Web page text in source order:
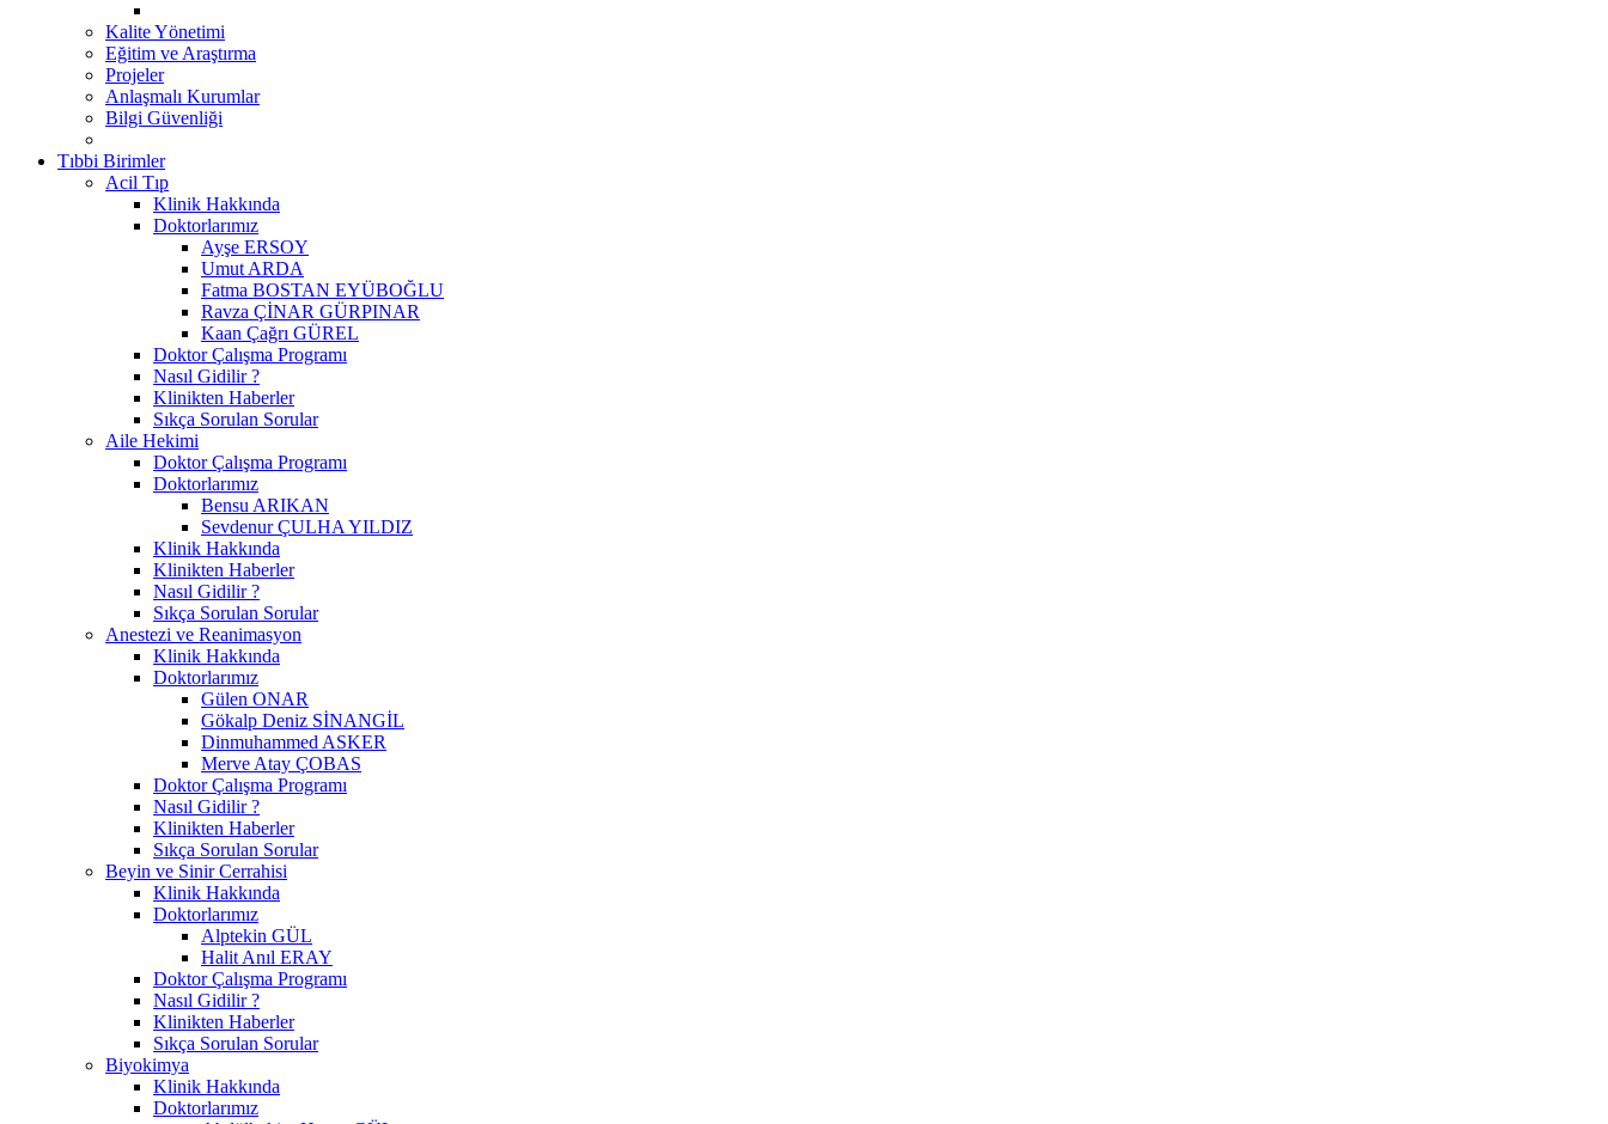
Kalite Yönetimi
Eğitim ve Araştırma
Projeler
Anlaşmalı Kurumlar
Bilgi Güvenliği
Tıbbi Birimler
Acil Tıp
Klinik Hakkında
Doktorlarımız
Ayşe ERSOY
Umut ARDA
Fatma BOSTAN EYÜBOĞLU
Ravza ÇİNAR GÜRPINAR
Kaan Çağrı GÜREL
Doktor Çalışma Programı
Nasıl Gidilir ?
Klinikten Haberler
Sıkça Sorulan Sorular
Aile Hekimi
Doktor Çalışma Programı
Doktorlarımız
Bensu ARIKAN
Sevdenur ÇULHA YILDIZ
Klinik Hakkında
Klinikten Haberler
Nasıl Gidilir ?
Sıkça Sorulan Sorular
Anestezi ve Reanimasyon
Klinik Hakkında
Doktorlarımız
Gülen ONAR
Gökalp Deniz SİNANGİL
Dinmuhammed ASKER
Merve Atay ÇOBAS
Doktor Çalışma Programı
Nasıl Gidilir ?
Klinikten Haberler
Sıkça Sorulan Sorular
Beyin ve Sinir Cerrahisi
Klinik Hakkında
Doktorlarımız
Alptekin GÜL
Halit Anıl ERAY
Doktor Çalışma Programı
Nasıl Gidilir ?
Klinikten Haberler
Sıkça Sorulan Sorular
Biyokimya
Klinik Hakkında
Doktorlarımız